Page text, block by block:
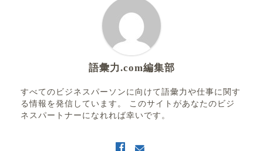
語彙力.com編集部
すべてのビジネスパーソンに向けて語彙力や仕事に関す
る情報を発信しています。 このサイトがあなたのビジ
ネスパートナーになれれば幸いです。